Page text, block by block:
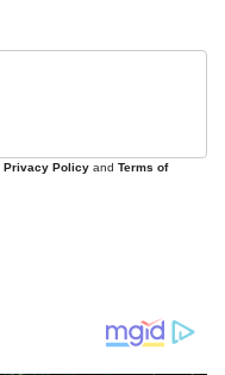
Privacy Policy and Terms of